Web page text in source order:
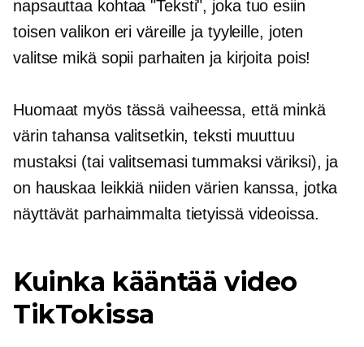
napsauttaa kohtaa "Teksti", joka tuo esiin
toisen valikon eri väreille ja tyyleille, joten
valitse mikä sopii parhaiten ja kirjoita pois!
Huomaat myös tässä vaiheessa, että minkä
värin tahansa valitsetkin, teksti muuttuu
mustaksi (tai valitsemasi tummaksi väriksi), ja
on hauskaa leikkiä niiden värien kanssa, jotka
näyttävät parhaimmalta tietyissä videoissa.
Kuinka kääntää video
TikTokissa